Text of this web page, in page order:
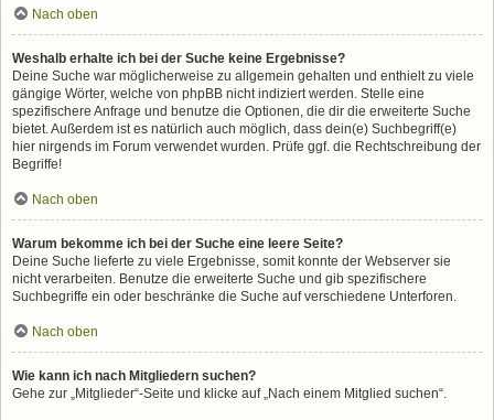
Nach oben
Weshalb erhalte ich bei der Suche keine Ergebnisse?
Deine Suche war möglicherweise zu allgemein gehalten und enthielt zu viele
gängige Wörter, welche von phpBB nicht indiziert werden. Stelle eine
spezifischere Anfrage und benutze die Optionen, die dir die erweiterte Suche
bietet. Außerdem ist es natürlich auch möglich, dass dein(e) Suchbegriff(e)
hier nirgends im Forum verwendet wurden. Prüfe ggf. die Rechtschreibung der
Begriffe!
Nach oben
Warum bekomme ich bei der Suche eine leere Seite?
Deine Suche lieferte zu viele Ergebnisse, somit konnte der Webserver sie
nicht verarbeiten. Benutze die erweiterte Suche und gib spezifischere
Suchbegriffe ein oder beschränke die Suche auf verschiedene Unterforen.
Nach oben
Wie kann ich nach Mitgliedern suchen?
Gehe zur „Mitglieder“-Seite und klicke auf „Nach einem Mitglied suchen“.